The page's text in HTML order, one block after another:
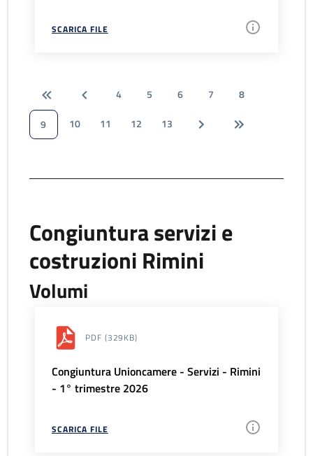
SCARICA FILE
4 5 6 7
8
9
10 11 12 13
Congiuntura servizi e
costruzioni Rimini
Volumi
PDF (329KB)
Congiuntura Unioncamere - Servizi - Rimini
- 1° trimestre 2026
SCARICA FILE